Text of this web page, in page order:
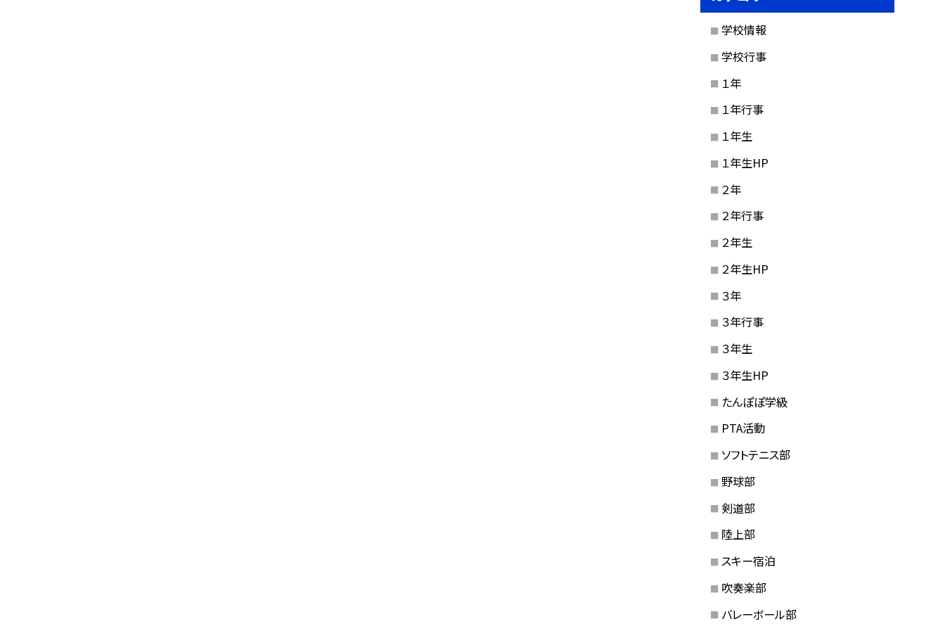
学校情報
学校行事
１年
１年行事
１年生
１年生HP
２年
２年行事
２年生
２年生HP
３年
３年行事
３年生
３年生HP
たんぽぽ学級
PTA活動
ソフトテニス部
野球部
剣道部
陸上部
スキー宿泊
吹奏楽部
バレーボール部